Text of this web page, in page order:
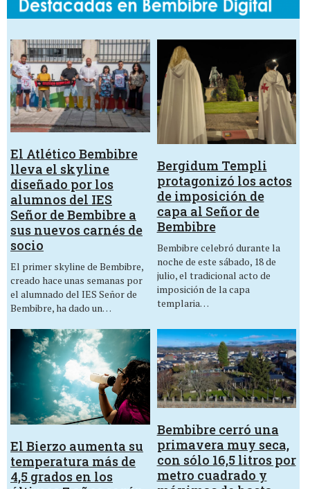
El Atlético Bembibre
lleva el skyline
diseñado por los
alumnos del IES
Señor de Bembibre a
sus nuevos carnés de
socio
El primer skyline de Bembibre,
creado hace unas semanas por
el alumnado del IES Señor de
Bembibre, ha dado un…
Bergidum Templi
protagonizó los actos
de imposición de
capa al Señor de
Bembibre
Bembibre celebró durante la
noche de este sábado, 18 de
julio, el tradicional acto de
imposición de la capa
templaria…
El Bierzo aumenta su
temperatura más de
4,5 grados en los
Bembibre cerró una
primavera muy seca,
con sólo 16,5 litros por
metro cuadrado y